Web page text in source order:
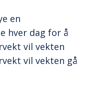
en
hver dag for å
vil vekten
vil vekten gå